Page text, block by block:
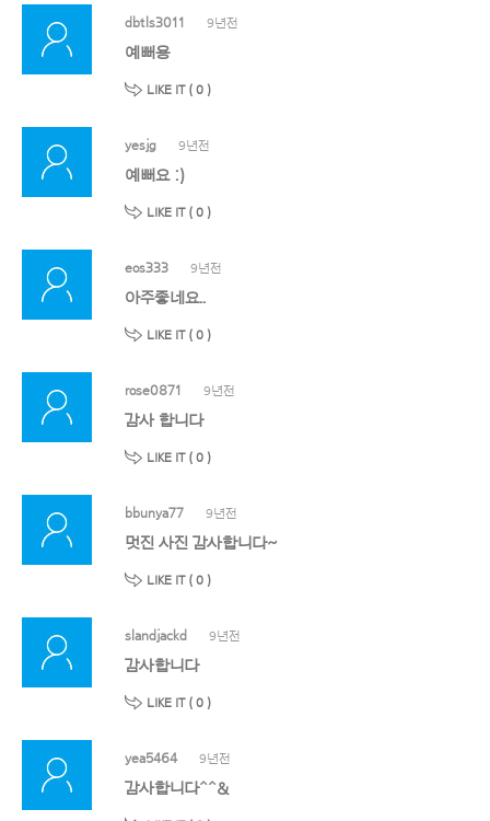
dbtls3011 9년전
예뻐용
LIKE IT ( 0 )
yesjg 9년전
예뻐요 :)
LIKE IT ( 0 )
eos333 9년전
아주좋네요..
LIKE IT ( 0 )
rose0871 9년전
감사 합니다
LIKE IT ( 0 )
bbunya77 9년전
멋진 사진 감사합니다~
LIKE IT ( 0 )
slandjackd 9년전
감사합니다
LIKE IT ( 0 )
yea5464 9년전
감사합니다^^&